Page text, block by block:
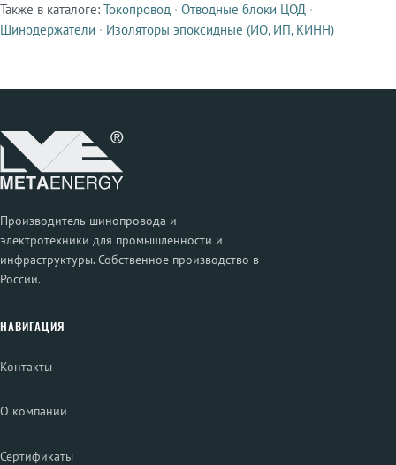
Смежные продукты
Также в каталоге: Токопровод · Отводные блоки ЦОД ·
Шинодержатели · Изоляторы эпоксидные (ИО, ИП, КИНН)
Производитель шинопровода и
электротехники для промышленности и
инфраструктуры. Собственное производство в
России.
НАВИГАЦИЯ
Контакты
О компании
Сертификаты